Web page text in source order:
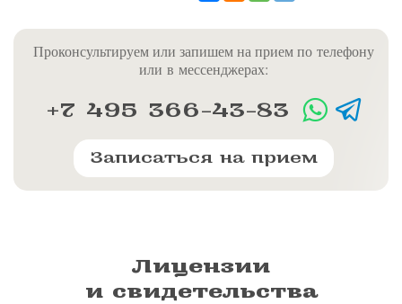
Проконсультируем или запишем на прием по телефону
или в мессенджерах:
+7 495 366-43-83
Записаться на прием
Лицензии
и свидетельства